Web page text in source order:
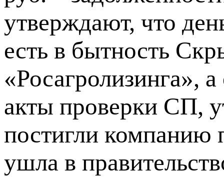
утверждают, что
есть в бытность
«Росагролизинга»,
акты проверки СП,
постигли компанию
ушла в